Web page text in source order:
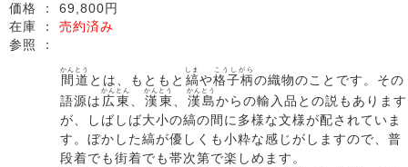
価格 ： 69,800円
在庫 ： 売約済み
参照 ：
間道
かんとう
とは、もともと 縞
しま
や格子柄
こうしがら
の織物のことです。その
語源は 広東
かんとん
、 漢東
かんとう
、 漢島
かんとう
からの輸入品との説もあります
が、しばしば大小の縞の間に多様な文様が配されていま
す。ぼかした縞が優しくも小粋な感じがしますので、普
段着でも街着でも帯次第で楽しめます。